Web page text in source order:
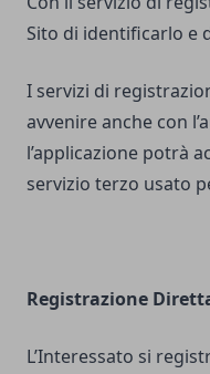
Sito di identificarlo e
I servizi di
avvenire anche con
l’applicazione potrà
servizio terzo usato
Registrazione
L’Interessato si